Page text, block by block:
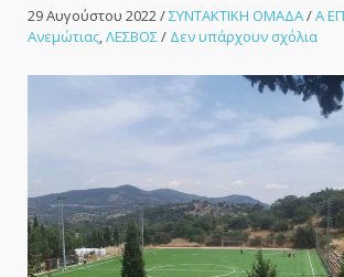
29 Αυγούστου 2022 /ΣΥΝΤΑΚΤΙΚΗ ΟΜΑΔΑ/Α
Ανεμώτιας ΛΕΣΒΟΣ/ Δεν υπάρχουν σχόλιαστο
και
–